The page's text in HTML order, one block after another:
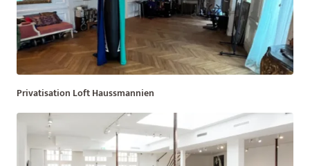
Privatisation Loft Haussmannien